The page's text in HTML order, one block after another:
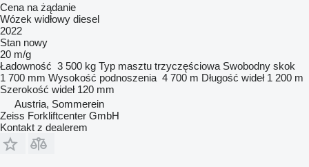
Cena na żądanie
Wózek widłowy diesel
2022
Stan nowy
20 m/g
Ładowność 3 500 kg Typ masztu trzyczęściowa Swobodny skok
1 700 mm Wysokość podnoszenia 4 700 m Długość wideł 1 200 m
Szerokość wideł 120 mm
Austria, Sommerein
Zeiss Forkliftcenter GmbH
Kontakt z dealerem